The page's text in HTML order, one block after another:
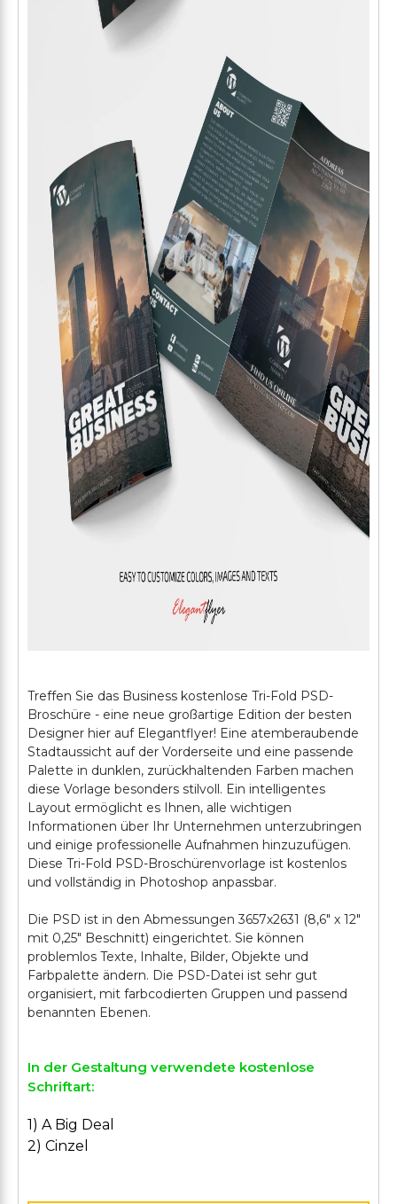
Treffen Sie das Business kostenlose Tri-Fold PSD-
Broschüre - eine neue großartige Edition der besten
Designer hier auf Elegantflyer! Eine atemberaubende
Stadtaussicht auf der Vorderseite und eine passende
Palette in dunklen, zurückhaltenden Farben machen
diese Vorlage besonders stilvoll. Ein intelligentes
Layout ermöglicht es Ihnen, alle wichtigen
Informationen über Ihr Unternehmen unterzubringen
und einige professionelle Aufnahmen hinzuzufügen.
Diese Tri-Fold PSD-Broschürenvorlage ist kostenlos
und vollständig in Photoshop anpassbar.
Die PSD ist in den Abmessungen 3657х2631 (8,6" х 12"
mit 0,25" Beschnitt) eingerichtet. Sie können
problemlos Texte, Inhalte, Bilder, Objekte und
Farbpalette ändern. Die PSD-Datei ist sehr gut
organisiert, mit farbcodierten Gruppen und passend
In der Gestaltung verwendete kostenlose
Schriftart:
1) A Big Deal
2) Cinzel